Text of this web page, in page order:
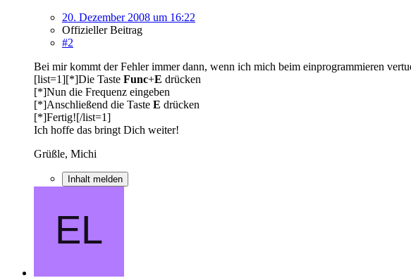
20. Dezember 2008 um 16:22
Offizieller Beitrag
#2
Bei mir kommt der Fehler immer dann, wenn ich mich beim einprogrammieren
[list=1][*]Die Taste Func+E drücken
[*]Nun die Frequenz eingeben
[*]Anschließend die Taste E drücken
[*]Fertig![/list=1]
Ich hoffe das bringt Dich weiter!
Grüßle, Michi
Inhalt melden